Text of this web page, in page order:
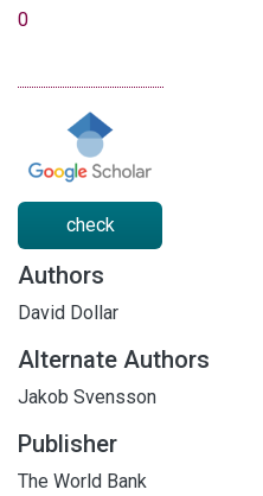
0
check
Authors
David Dollar
Alternate Authors
Jakob Svensson
Publisher
The World Bank